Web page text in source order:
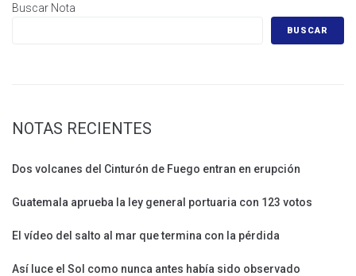
Buscar Nota
BUSCAR
NOTAS RECIENTES
Dos volcanes del Cinturón de Fuego entran en erupción
Guatemala aprueba la ley general portuaria con 123 votos
El vídeo del salto al mar que termina con la pérdida
Así luce el Sol como nunca antes había sido observado